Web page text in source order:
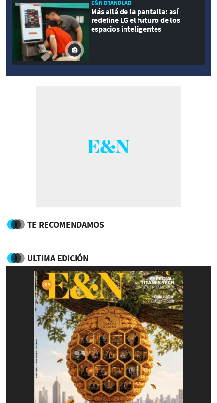
E&N BRANDLAB
Más allá de la pantalla: así
redefine LG el futuro de los
espacios inteligentes
TE RECOMENDAMOS
ULTIMA EDICIÓN